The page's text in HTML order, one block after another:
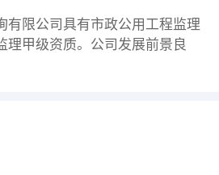
有限公司具有市政公用工程监理
理甲级资质。公司发展前景良